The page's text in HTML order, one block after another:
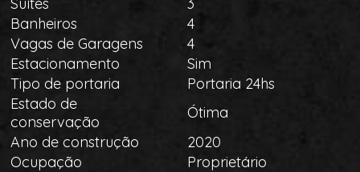
Banheiros
4
Vagas de Garagens
4
Estacionamento
Sim
Tipo de portaria
Portaria 24hs
Estado de
conservação
Ótima
Ano de construção
2020
Ocupação
Proprietário